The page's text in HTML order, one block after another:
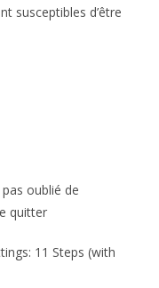
susceptibles d’être
oublié de
quitter